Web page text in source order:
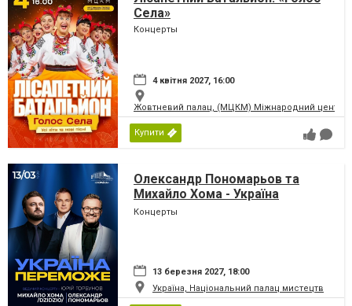
Села»
Концерты
4 квітня 2027, 16:00
Жовтневий палац, (МЦКМ) Міжнародний центр
Купити
Олександр Пономарьов та
Михайло Хома - Україна
Переможе!
Концерты
13 березня 2027, 18:00
Україна, Національний палац мистецтв